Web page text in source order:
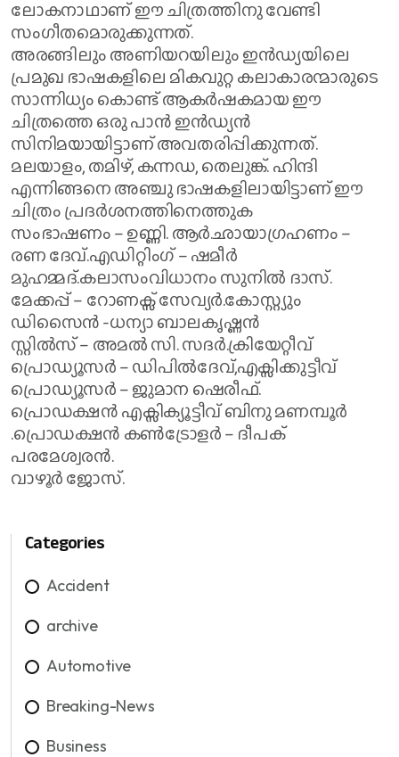
ലോകനാഥാണ് ഈ ചിത്രത്തിനു വേണ്ടി
സംഗീതമൊരുക്കുന്നത്.
അരങ്ങിലും അണിയറയിലും ഇൻഡ്യയിലെ
പ്രമുഖ ഭാഷകളിലെ മികവുറ്റ കലാകാരന്മാരുടെ
സാന്നിധ്യം കൊണ്ട് ആകർഷകമായ ഈ
ചിത്രത്തെ ഒരു പാൻ ഇൻഡ്യൻ
സിനിമയായിട്ടാണ് അവതരിപ്പിക്കുന്നത്.
മലയാളം, തമിഴ്, കന്നഡ, തെലുങ്ക്. ഹിന്ദി
എന്നിങ്ങനെ അഞ്ചു ഭാഷകളിലായിട്ടാണ് ഈ
ചിത്രം പ്രദർശനത്തിനെത്തുക
സംഭാഷണം – ഉണ്ണി. ആർ.ഛായാഗ്രഹണം –
രണ ദേവ്.എഡിറ്റിംഗ് – ഷമീർ
മുഹമ്മദ്.കലാസംവിധാനം സുനിൽ ദാസ്.
മേക്കപ്പ് – റോണക്സ് സേവ്യർ.കോസ്റ്റ്യും
ഡിസൈൻ -ധന്യാ ബാലകൃഷ്ണൻ
സ്റ്റിൽസ് – അമൽ സി. സദർ.ക്രിയേറ്റീവ്
പ്രൊഡ്യൂസർ – ഡിപിൽദേവ്,എക്സിക്കുട്ടീവ്
പ്രൊഡ്യൂസർ – ജുമാന ഷെരീഫ്.
പ്രൊഡക്ഷൻ എക്സിക്യൂട്ടീവ് ബിനു മണമ്പൂർ
.പ്രൊഡക്ഷൻ കൺട്രോളർ – ദീപക്
പരമേശ്വരൻ.
വാഴൂർ ജോസ്.
Categories
Accident
archive
Automotive
Breaking-News
Business